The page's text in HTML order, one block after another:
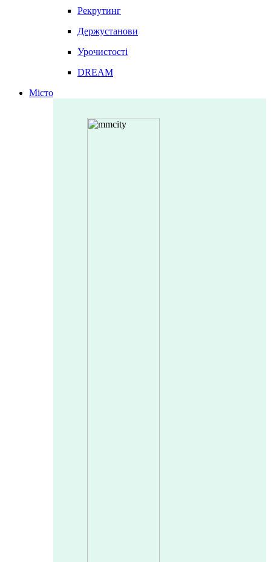
Рекрутинг
Держустанови
Урочистості
DREAM
Місто